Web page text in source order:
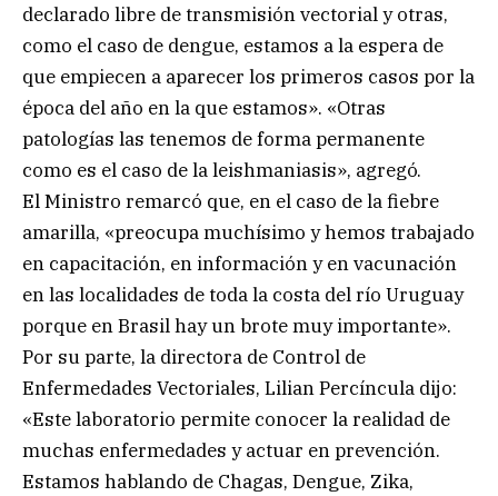
declarado libre de transmisión vectorial y otras,
como el caso de dengue, estamos a la espera de
que empiecen a aparecer los primeros casos por la
época del año en la que estamos». «Otras
patologías las tenemos de forma permanente
como es el caso de la leishmaniasis», agregó.
El Ministro remarcó que, en el caso de la fiebre
amarilla, «preocupa muchísimo y hemos trabajado
en capacitación, en información y en vacunación
en las localidades de toda la costa del río Uruguay
porque en Brasil hay un brote muy importante».
Por su parte, la directora de Control de
Enfermedades Vectoriales, Lilian Percíncula dijo:
«Este laboratorio permite conocer la realidad de
muchas enfermedades y actuar en prevención.
Estamos hablando de Chagas, Dengue, Zika,